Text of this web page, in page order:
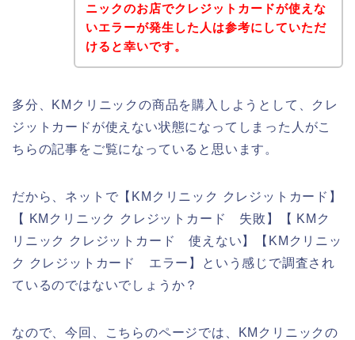
ニックのお店でクレジットカードが使えな
いエラーが発生した人は参考にしていただ
けると幸いです。
多分、KMクリニックの商品を購入しようとして、クレ
ジットカードが使えない状態になってしまった人がこ
ちらの記事をご覧になっていると思います。
だから、ネットで【KMクリニック クレジットカード】
【 KMクリニック クレジットカード 失敗】【 KMク
リニック クレジットカード 使えない】【KMクリニッ
ク クレジットカード エラー】という感じで調査され
ているのではないでしょうか？
なので、今回、こちらのページでは、KMクリニックの